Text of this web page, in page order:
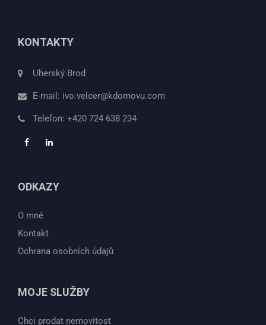
KONTAKTY
Uherský Brod
E-mail: ivo.velcer@kdomovu.com
Telefon: +420 724 638 234
ODKAZY
O mně
Kontakt
Ochrana osobních údajů
MOJE SLUŽBY
Chci prodat nemovitost